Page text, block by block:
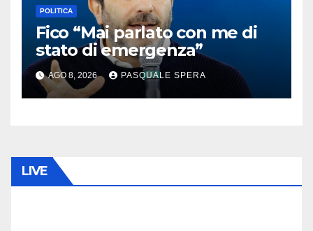
POLITICA
Fico “Mai parlato con me di
stato di emergenza”
AGO 8, 2026 PASQUALE SPERA
LIVE